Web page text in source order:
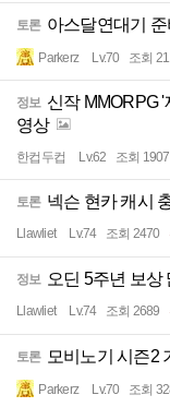
토론 아스달연대기 준
Parkerz Lv.70 조회
정보 신작 MMORPG
영상
한컵두컵 Lv.62 조회 1907
토론 넥슨 현카 캐시
Llawliet Lv.74 조회 2470
정보 오딘 5주년 보상
Llawliet Lv.74 조회 2689
토론 모비노기 시즌2
Parkerz Lv.70 조회